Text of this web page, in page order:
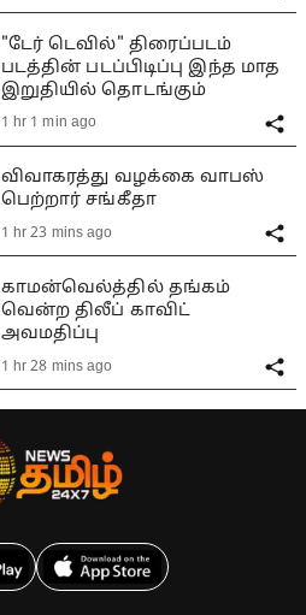
"டேர் டெவில்" திரைப்படம்
படத்தின் படப்பிடிப்பு இந்த மாத
இறுதியில் தொடங்கும்
1 hr 1 min ago
விவாகரத்து வழக்கை வாபஸ்
பெற்றார் சங்கீதா
1 hr 23 mins ago
காமன்வெல்த்தில் தங்கம்
வென்ற திலீப் காவிட்
அவமதிப்பு
1 hr 28 mins ago